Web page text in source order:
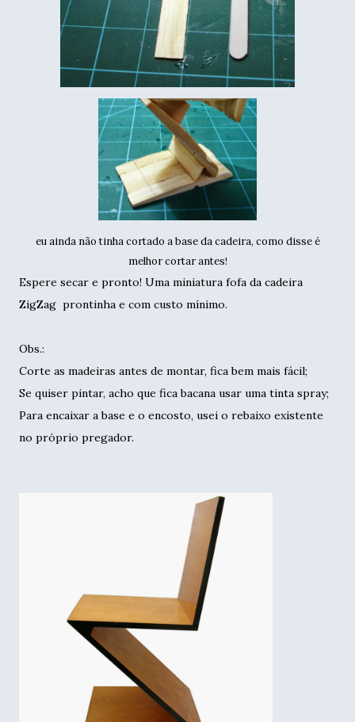
eu ainda não tinha cortado a base da cadeira, como disse é
melhor cortar antes!
Espere secar e pronto! Uma miniatura fofa da cadeira
ZigZag prontinha e com custo mínimo.
Obs.:
Corte as madeiras antes de montar, fica bem mais fácil;
Se quiser pintar, acho que fica bacana usar uma tinta spray;
Para encaixar a base e o encosto, usei o rebaixo existente
no próprio pregador.